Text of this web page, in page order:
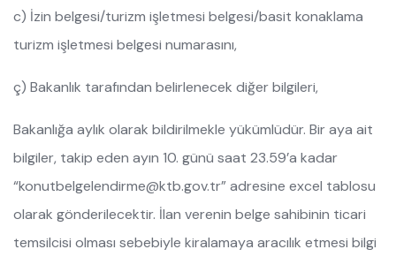
c) İzin belgesi/turizm işletmesi belgesi/basit konaklama
turizm işletmesi belgesi numarasını,
ç) Bakanlık tarafından belirlenecek diğer bilgileri,
Bakanlığa aylık olarak bildirilmekle yükümlüdür. Bir aya ait
bilgiler, takip eden ayın 10. günü saat 23.59’a kadar
“konutbelgelendirme@ktb.gov.tr” adresine excel tablosu
olarak gönderilecektir. İlan verenin belge sahibinin ticari
temsilcisi olması sebebiyle kiralamaya aracılık etmesi bilgi